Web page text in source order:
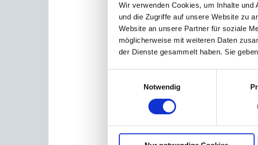
Wir verwenden Cookies, um Inhalte
und die Zugriffe auf unsere Website zu
Website an unsere Partner für soziale
möglicherweise mit weiteren Daten
der Dienste gesammelt haben. Sie
Notwendig
Laut Conway’s Law
Oder einfacher
miteinander
zersplittert und
Die Lösung liegt
Dauerhaft
Zielbilder – so
lebendigen